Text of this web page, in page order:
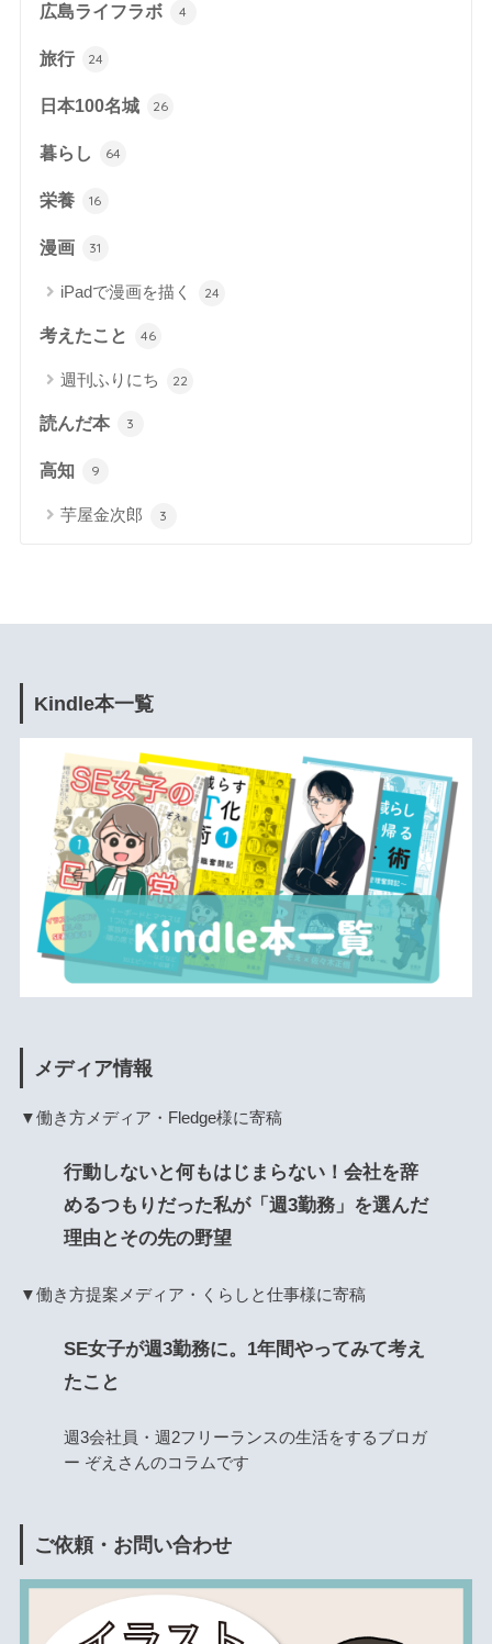
広島ライフラボ 4
旅行 24
日本100名城 26
暮らし 64
栄養 16
漫画 31
iPadで漫画を描く 24
考えたこと 46
週刊ふりにち 22
読んだ本 3
高知 9
芋屋金次郎 3
Kindle本一覧
メディア情報
▼働き方メディア・Fledge様に寄稿
行動しないと何もはじまらない！会社を辞
めるつもりだった私が「週3勤務」を選んだ
理由とその先の野望
▼働き方提案メディア・くらしと仕事様に寄稿
SE女子が週3勤務に。1年間やってみて考え
たこと
週3会社員・週2フリーランスの生活をするブロガ
ー ぞえさんのコラムです
ご依頼・お問い合わせ